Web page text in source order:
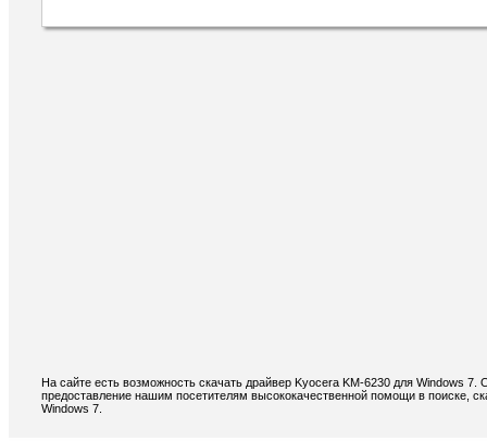
На сайте есть возможность скачать драйвер Kyocera KM-6230 для Windows
предоставление нашим посетителям высококачественной помощи в поиске,
Windows 7.